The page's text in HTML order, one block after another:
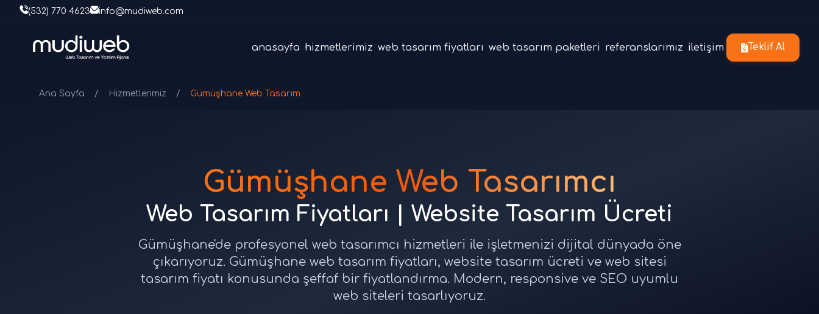
(532) 770 4623 info@mudiweb.com
anasayfa hizmetlerimiz web tasarım fiyatları web tasarım paketleri referanslarımız iletişim Teklif Al
Ana Sayfa / Hizmetlerimiz / Gümüşhane Web Tasarım
Gümüşhane Web Tasarımcı
Web Tasarım Fiyatları | Website Tasarım Ücreti
Gümüşhane'de profesyonel web tasarımcı hizmetleri ile işletmenizi dijital dünyada öne
çıkarıyoruz. Gümüşhane web tasarım fiyatları, website tasarım ücreti ve web sitesi
tasarım fiyatı konusunda şeffaf bir fiyatlandırma. Modern, responsive ve SEO uyumlu
web siteleri tasarlıyoruz.